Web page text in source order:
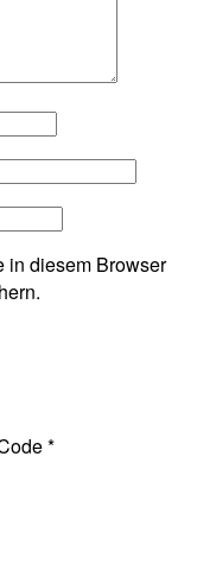
in diesem Browser
*